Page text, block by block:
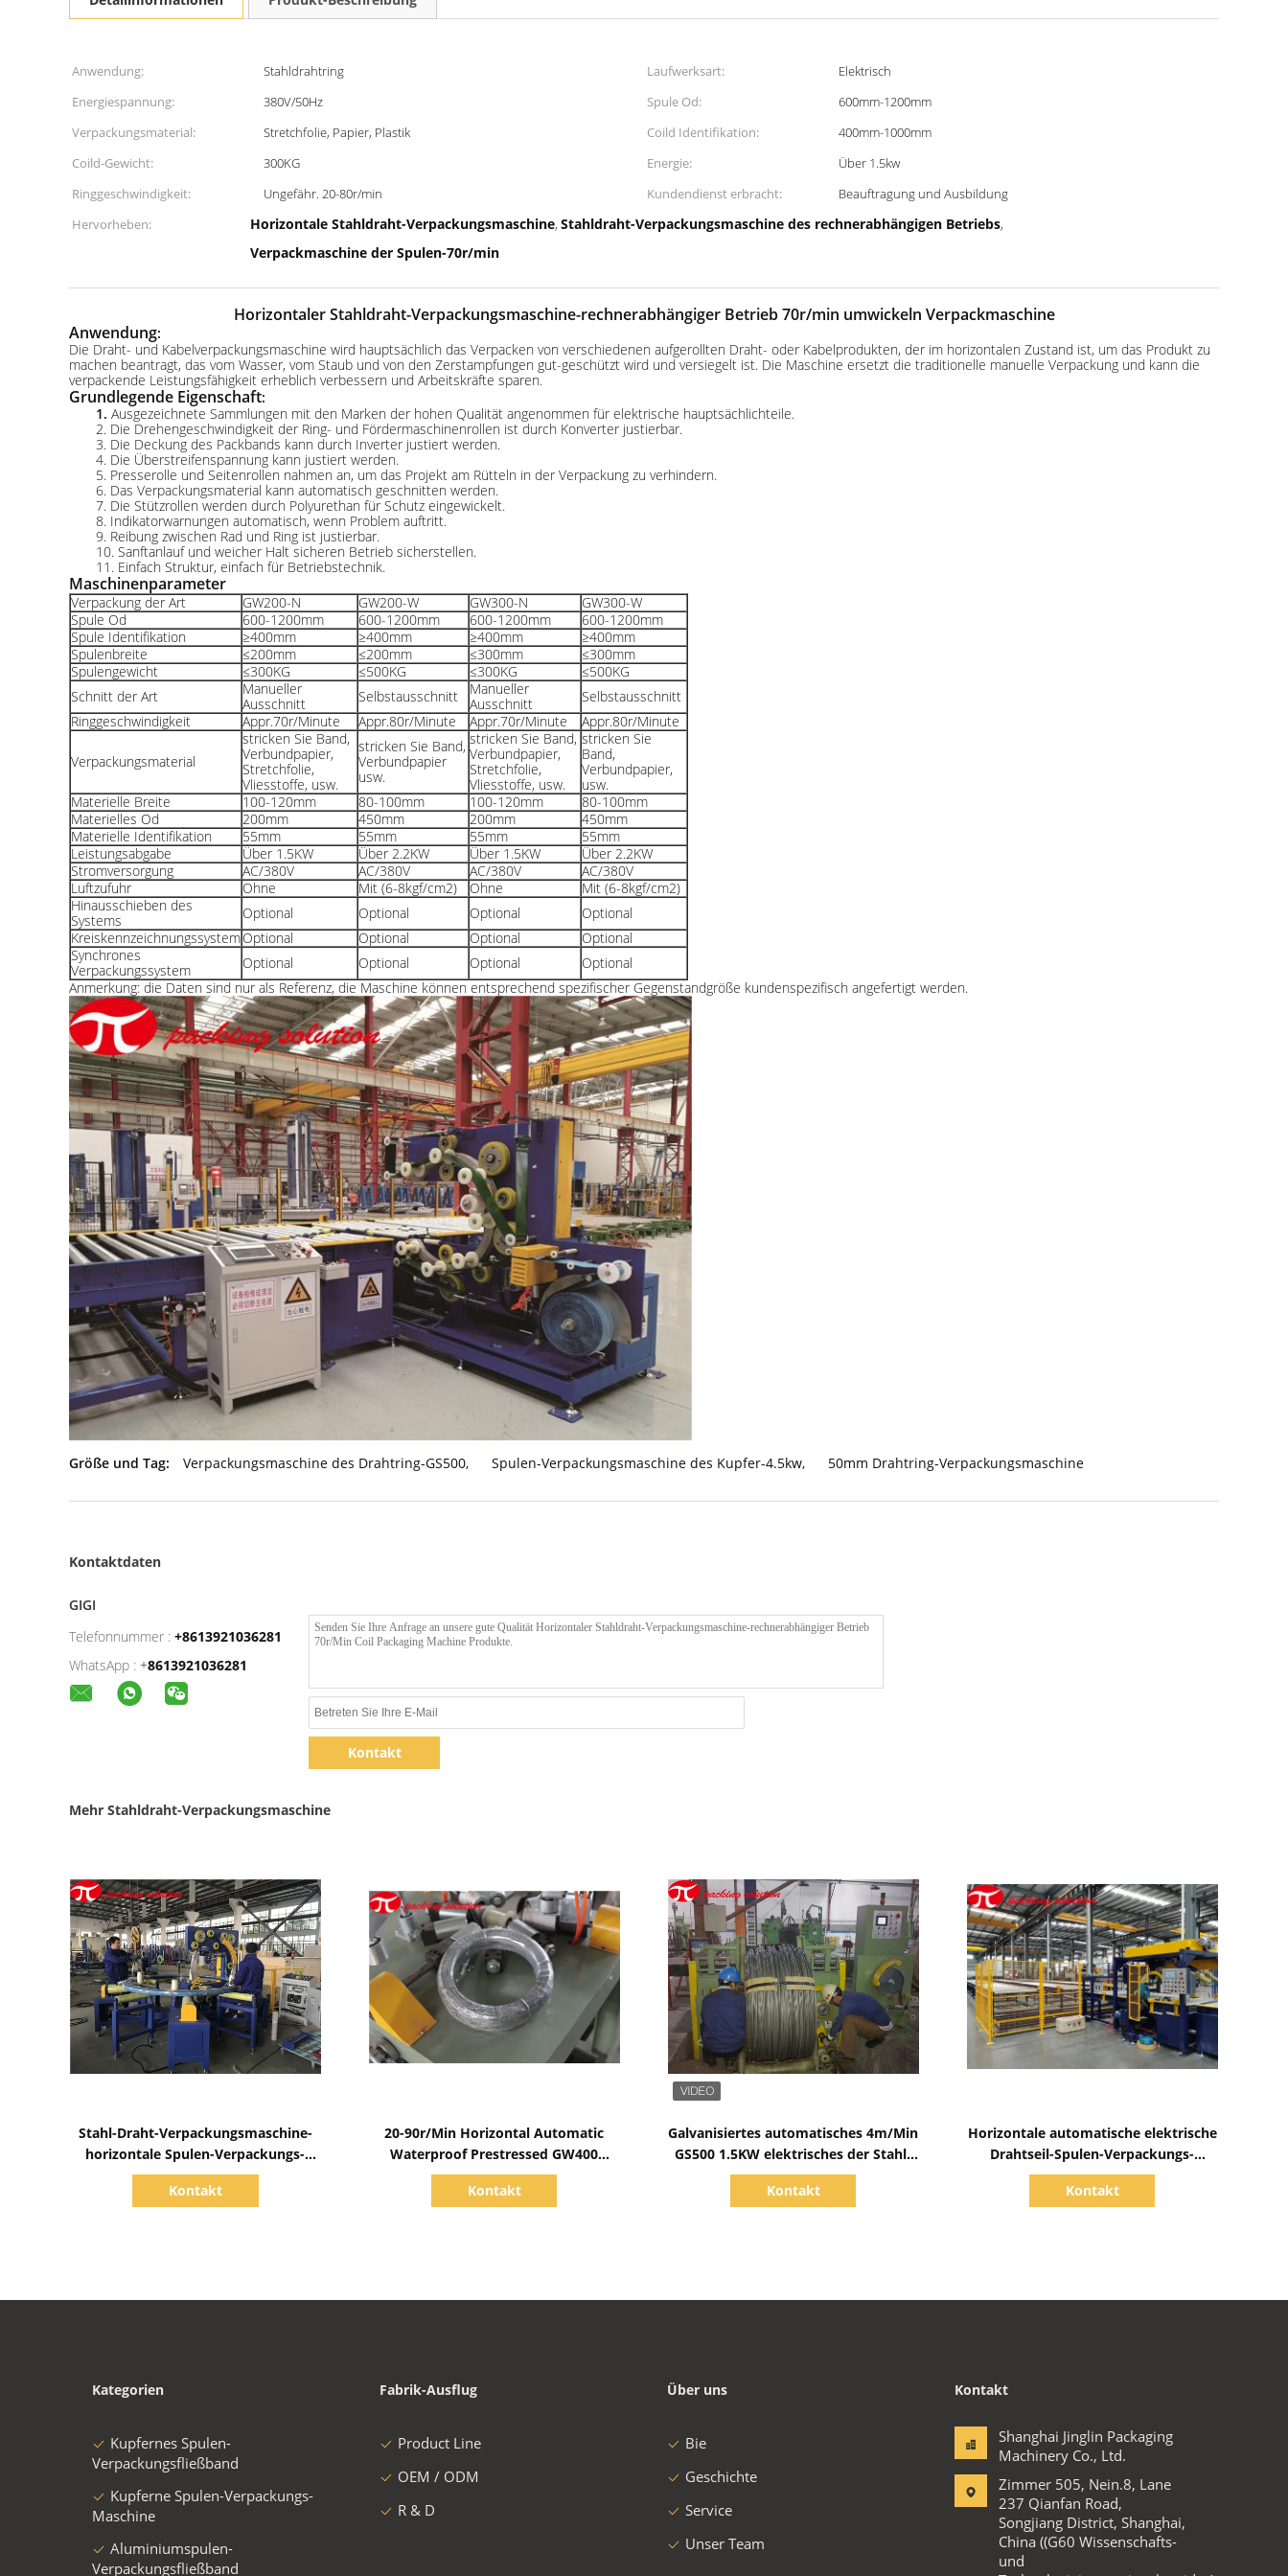
Anwendung: Stahldrahtring Laufwerksart:
Elektrisch
Energiespannung:
380V/50Hz Spule Od:
600mm-1200mm
Verpackungsmaterial:
Stretchfolie, Papier, Plastik Coild Identifikation:
400mm-1000mm
Coild-Gewicht:
300KG Energie:
Über 1.5kw
Ringgeschwindigkeit:
Ungefähr. 20-80r/min Kundendienst erbracht:
Beauftragung und Ausbildung
Hervorheben:
Horizontale Stahldraht-Verpackungsmaschine,Stahldraht-Verpackungsmaschine des rechnerabhängigen Betriebs,
Verpackmaschine der Spulen-70r/min
Horizontaler Stahldraht-Verpackungsmaschine-rechnerabhängiger Betrieb 70r/min umwickeln Verpackmaschine
Anwendung:
Die Draht- und Kabelverpackungsmaschine wird hauptsächlich das Verpacken von verschiedenen aufgerollten Draht- oder Kabelprodukten, der im horizontalen Zustand ist, um das Produkt zu
machen beantragt, das vom Wasser, vom Staub und von den Zerstampfungen gut-geschützt wird und versiegelt ist. Die Maschine ersetzt die traditionelle manuelle Verpackung und kann die
verpackende Leistungsfähigkeit erheblich verbessern und Arbeitskräfte sparen.
Grundlegende Eigenschaft:
1.Ausgezeichnete Sammlungen mit den Marken der hohen Qualität angenommen für elektrische hauptsächlichteile.
2. Die Drehengeschwindigkeit der Ring- und Fördermaschinenrollen ist durch Konverter justierbar.
3. Die Deckung des Packbands kann durch Inverter justiert werden.
4. Die Überstreifenspannung kann justiert werden.
5. Presserolle und Seitenrollen nahmen an, um das Projekt am Rütteln in der Verpackung zu verhindern.
6. Das Verpackungsmaterial kann automatisch geschnitten werden.
7. Die Stützrollen werden durch Polyurethan für Schutz eingewickelt.
8. Indikatorwarnungen automatisch, wenn Problem auftritt.
9. Reibung zwischen Rad und Ring ist justierbar.
10. Sanftanlauf und weicher Halt sicheren Betrieb sicherstellen.
11. Einfach Struktur, einfach für Betriebstechnik.
Maschinenparameter
Verpackung der Art GW200-N GW200-W GW300-N
GW300-W
Spule Od
600-1200mm 600-1200mm 600-1200mm
600-1200mm
Spule Identifikation
≥400mm ≥400mm ≥400mm
≥400mm
Spulenbreite
≤200mm ≤200mm ≤300mm
≤300mm
Spulengewicht
≤300KG ≤500KG ≤300KG
≤500KG
Schnitt der Art
Manueller
Ausschnitt
Selbstausschnitt
Manueller
Ausschnitt
Selbstausschnitt
Ringgeschwindigkeit
Appr.70r/Minute Appr.80r/Minute Appr.70r/Minute Appr.80r/Minute
Verpackungsmaterial
stricken Sie Band,
Verbundpapier,
Stretchfolie,
Vliesstoffe, usw.
stricken Sie Band,
Verbundpapier
usw.
stricken Sie Band,
Verbundpapier,
Stretchfolie,
Vliesstoffe, usw.
stricken Sie
Band,
Verbundpapier,
usw.
Materielle Breite
100-120mm 80-100mm 100-120mm
80-100mm
Materielles Od
200mm 450mm 200mm
450mm
Materielle Identifikation
55mm 55mm 55mm
55mm
Leistungsabgabe
Über 1.5KW Über 2.2KW Über 1.5KW
Über 2.2KW
Stromversorgung
AC/380V AC/380V AC/380V
AC/380V
Luftzufuhr
Ohne Mit (6-8kgf/cm2) Ohne
Mit (6-8kgf/cm2)
Hinausschieben des
Systems
Optional Optional Optional
Optional
KreiskennzeichnungssystemOptional Optional Optional
Optional
Synchrones
Verpackungssystem
Optional Optional Optional
Optional
Anmerkung: die Daten sind nur als Referenz, die Maschine können entsprechend spezifischer Gegenstandgröße kundenspezifisch angefertigt werden.
Größe und Tag: Verpackungsmaschine des Drahtring-GS500, Spulen-Verpackungsmaschine des Kupfer-4.5kw, 50mm Drahtring-Verpackungsmaschine
Kontaktdaten
GIGI
Telefonnummer : +8613921036281
WhatsApp : +8613921036281
Kontakt
Mehr Stahldraht-Verpackungsmaschine
Stahl-Draht-Verpackungsmaschine-
horizontale Spulen-Verpackungs-
Maschine 2500kg 5.0kw automatisch
Kontakt
20-90r/Min Horizontal Automatic
Waterproof Prestressed GW400
Strang-Drahtsteckanschluss-
Maschine
Kontakt
Galvanisiertes automatisches 4m/Min
GS500 1.5KW elektrisches der Stahl-
Draht-Verpackungsmaschine-
gefahren
Kontakt
Horizontale automatische elektrische
Drahtseil-Spulen-Verpackungs-
Maschine 200mm Identifikation Od-
55mm
Kontakt
Kategorien
Kupfernes Spulen-
Verpackungsfließband
Kupferne Spulen-Verpackungs-
Maschine
Aluminiumspulen-
Verpackungsfließband
Fabrik-Ausflug
Product Line
OEM / ODM
R & D
Über uns
Bie
Geschichte
Service
Unser Team
Kontakt
Shanghai Jinglin Packaging
Machinery Co., Ltd.
Zimmer 505, Nein.8, Lane
237 Qianfan Road,
Songjiang District, Shanghai,
China ((G60 Wissenschafts-
und